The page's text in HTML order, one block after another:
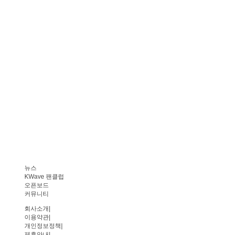
뉴스
KWave 팬클럽
오픈보드
커뮤니티
회사소개
이용약관
개인정보정책